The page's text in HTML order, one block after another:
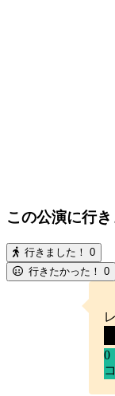
この公演に行
行きました！ 0
行きたかった！ 0
0